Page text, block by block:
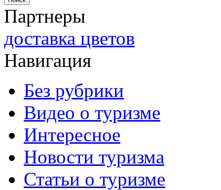
Партнеры
доставка цветов
Навигация
Без рубрики
Видео о туризме
Интересное
Новости туризма
Статьи о туризме